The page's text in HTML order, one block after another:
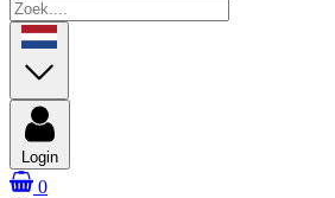
Login
0